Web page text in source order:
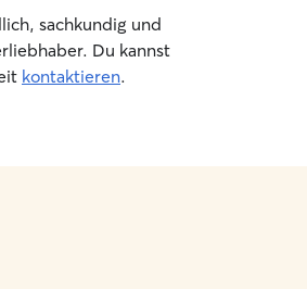
sachkundig und
Du kannst
kontaktieren.